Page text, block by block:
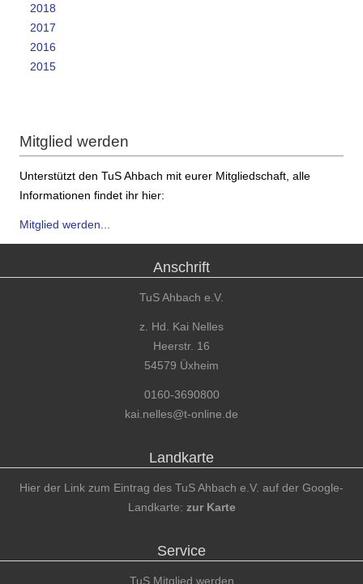
2018
2017
2016
2015
Mitglied werden
Unterstützt den TuS Ahbach mit eurer Mitgliedschaft, alle
Informationen findet ihr hier:
Mitglied werden...
Anschrift
TuS Ahbach e.V.
z. Hd. Kai Nelles
Heerstr. 16
54579 Üxheim
0160-3690800
kai.nelles@t-online.de
Landkarte
Hier der Link zum Eintrag des TuS Ahbach e.V. auf der Google-
Landkarte: zur Karte
Service
TuS Mitglied werden